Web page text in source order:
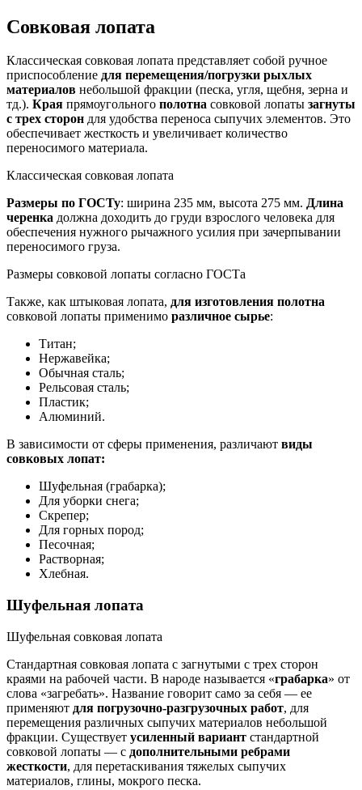
Совковая лопата
Классическая совковая лопата представляет собой ручное
приспособление для перемещения/погрузки рыхлых
материалов небольшой фракции (песка, угля, щебня, зерна и
тд.). Края прямоугольного полотна совковой лопаты загнуты
с трех сторон для удобства переноса сыпучих элементов. Это
обеспечивает жесткость и увеличивает количество
переносимого материала.
Классическая совковая лопата
Размеры по ГОСТу: ширина 235 мм, высота 275 мм. Длина
черенка должна доходить до груди взрослого человека для
обеспечения нужного рычажного усилия при зачерпывании
переносимого груза.
Размеры совковой лопаты согласно ГОСТа
Также, как штыковая лопата, для изготовления полотна
совковой лопаты применимо различное сырье:
Титан;
Нержавейка;
Обычная сталь;
Рельсовая сталь;
Пластик;
Алюминий.
В зависимости от сферы применения, различают виды
совковых лопат:
Шуфельная (грабарка);
Для уборки снега;
Скрепер;
Для горных пород;
Песочная;
Растворная;
Хлебная.
Шуфельная лопата
Шуфельная совковая лопата
Стандартная совковая лопата с загнутыми с трех сторон
краями на рабочей части. В народе называется «грабарка» от
слова «загребать». Название говорит само за себя — ее
применяют для погрузочно-разгрузочных работ, для
перемещения различных сыпучих материалов небольшой
фракции. Существует усиленный вариант стандартной
совковой лопаты — с дополнительными ребрами
жесткости, для перетаскивания тяжелых сыпучих
материалов, глины, мокрого песка.